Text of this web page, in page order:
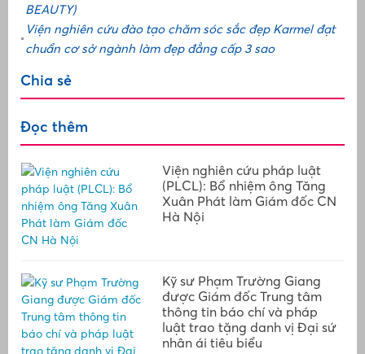
BEAUTY)
Viện nghiên cứu đào tạo chăm sóc sắc đẹp Karmel đạt
chuẩn cơ sở ngành làm đẹp đẳng cấp 3 sao
Chia sẻ
Đọc thêm
Viện nghiên cứu pháp luật
(PLCL): Bổ nhiệm ông Tăng
Xuân Phát làm Giám đốc CN
Hà Nội
Kỹ sư Phạm Trường Giang
được Giám đốc Trung tâm
thông tin báo chí và pháp
luật trao tặng danh vị Đại sứ
nhân ái tiêu biểu